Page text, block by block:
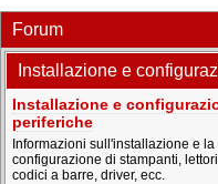
Forum
Installazione e
Installazione e
periferiche
Informazioni sull'installazione e la
configurazione di stampanti,
codici a barre, driver, ecc.